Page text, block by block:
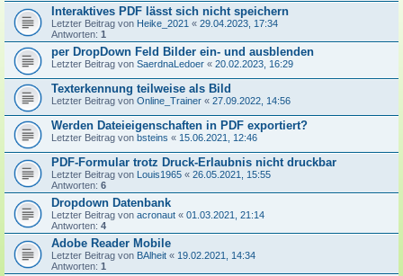
Interaktives PDF lässt sich nicht speichern
Letzter Beitrag von Heike_2021 « 29.04.2023, 17:34
Antworten: 1
per DropDown Feld Bilder ein- und ausblenden
Letzter Beitrag von SaerdnaLedoer « 20.02.2023, 16:29
Texterkennung teilweise als Bild
Letzter Beitrag von Online_Trainer « 27.09.2022, 14:56
Werden Dateieigenschaften in PDF exportiert?
Letzter Beitrag von bsteins « 15.06.2021, 12:46
PDF-Formular trotz Druck-Erlaubnis nicht druckbar
Letzter Beitrag von Louis1965 « 26.05.2021, 15:55
Antworten: 6
Dropdown Datenbank
Letzter Beitrag von acronaut « 01.03.2021, 21:14
Antworten: 4
Adobe Reader Mobile
Letzter Beitrag von BAlheit « 19.02.2021, 14:34
Antworten: 1